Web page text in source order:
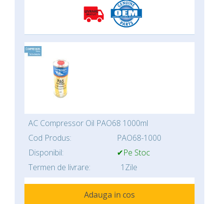
AC Compressor Oil PAO68 1000ml
Cod Produs:
PAO68-1000
Disponibil:
✔Pe Stoc
Termen de livrare:
1Zile
Adauga in cos